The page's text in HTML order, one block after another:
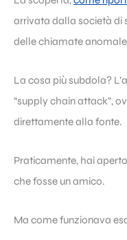
arrivata dalla società di
delle chiamate
La cosa più subdola?
“supply chain attack”,
direttamente alla fonte.
Praticamente, hai
che fosse un amico.
Ma come funzionava